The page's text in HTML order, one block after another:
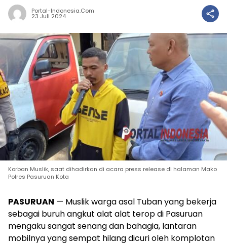
Portal-Indonesia.com
23 Juli 2024
Korban Muslik, saat dihadirkan di acara press release di halaman Mako
Polres Pasuruan Kota
PASURUAN — Muslik warga asal Tuban yang bekerja
sebagai buruh angkut alat alat terop di Pasuruan
mengaku sangat senang dan bahagia, lantaran
mobilnya yang sempat hilang dicuri oleh komplotan